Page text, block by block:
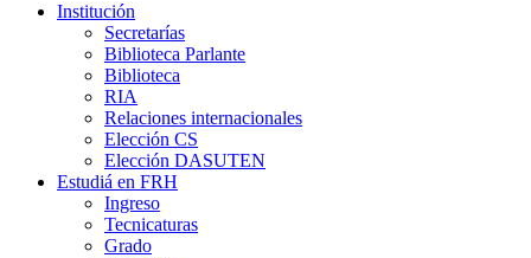
Institución
Secretarías
Biblioteca Parlante
Biblioteca
RIA
Relaciones internacionales
Elección CS
Elección DASUTEN
Estudiá en FRH
Ingreso
Tecnicaturas
Grado